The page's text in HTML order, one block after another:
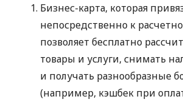
Бизнес-карта, которая
непосредственно к
позволяет бесплатно
товары и услуги, снимать
и получать разнообразные
(например, кэшбек при